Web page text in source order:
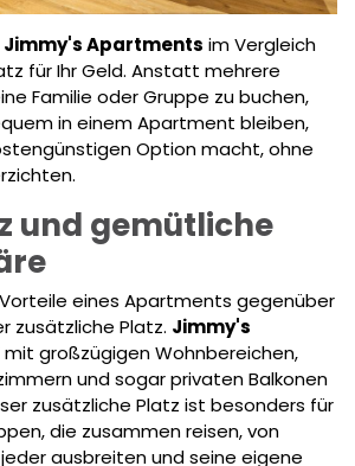
Jimmy's Apartments im Vergleich
für Ihr Geld. Anstatt mehrere
Familie oder Gruppe zu buchen,
in einem Apartment bleiben,
Option macht, ohne
und gemütliche
eines Apartments gegenüber
zusätzliche Platz. Jimmy's
mit großzügigen Wohnbereichen,
und sogar privaten Balkonen
zusätzliche Platz ist besonders für
die zusammen reisen, von
ausbreiten und seine eigene